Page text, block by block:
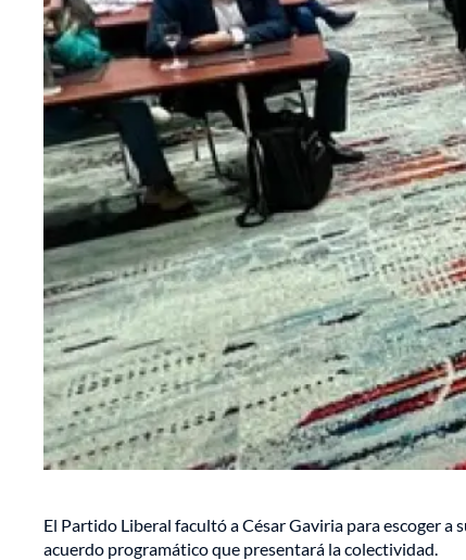
El Partido Liberal facultó a César Gaviria para escoger
acuerdo programático que presentará la colectividad.